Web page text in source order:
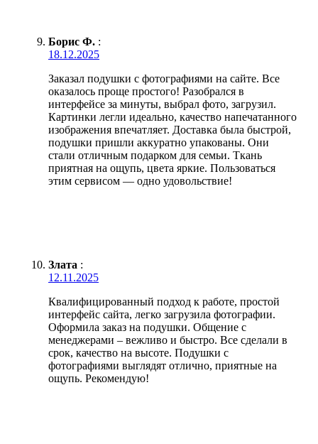
Борис Ф. :
18.12.2025
Заказал подушки с фотографиями на сайте. Все
оказалось проще простого! Разобрался в
интерфейсе за минуты, выбрал фото, загрузил.
Картинки легли идеально, качество напечатанного
изображения впечатляет. Доставка была быстрой,
подушки пришли аккуратно упакованы. Они
стали отличным подарком для семьи. Ткань
приятная на ощупь, цвета яркие. Пользоваться
этим сервисом — одно удовольствие!
Злата :
12.11.2025
Квалифицированный подход к работе, простой
интерфейс сайта, легко загрузила фотографии.
Оформила заказ на подушки. Общение с
менеджерами – вежливо и быстро. Все сделали в
срок, качество на высоте. Подушки с
фотографиями выглядят отлично, приятные на
ощупь. Рекомендую!